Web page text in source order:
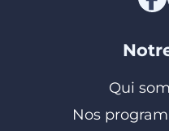
Qui
Nos